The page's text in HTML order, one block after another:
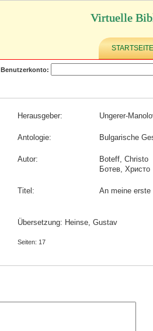
Virtuelle
STARTSEITE
Benutzerkonto:
Herausgeber: Ungerer-
Antologie: Bulgarische
Autor:
Boteff, Christo
Ботев, Христо
Titel: An meine erste
Übersetzung: Heinse, Gustav
Seiten: 17